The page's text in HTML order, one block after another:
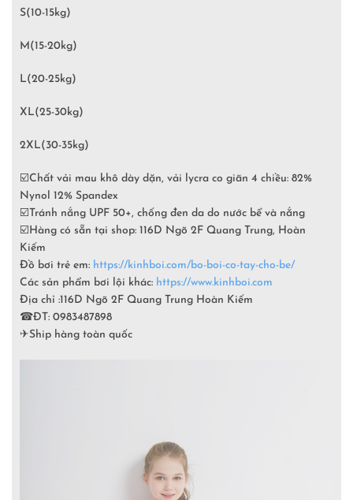
S(10-15kg)
M(15-20kg)
L(20-25kg)
XL(25-30kg)
2XL(30-35kg)
☑️Chất vải mau khô dày dặn, vải lycra co giãn 4 chiều: 82%
Nynol 12% Spandex
☑️Tránh nắng UPF 50+, chống đen da do nước bể và nắng
☑️Hàng có sẵn tại shop: 116D Ngõ 2F Quang Trung, Hoàn
Kiếm
Đồ bơi trẻ em: https://kinhboi.com/bo-boi-co-tay-cho-be/
Các sản phẩm bơi lội khác: https://www.kinhboi.com
Địa chỉ :116D Ngõ 2F Quang Trung Hoàn Kiếm
☎ĐT: 0983487898
✈Ship hàng toàn quốc